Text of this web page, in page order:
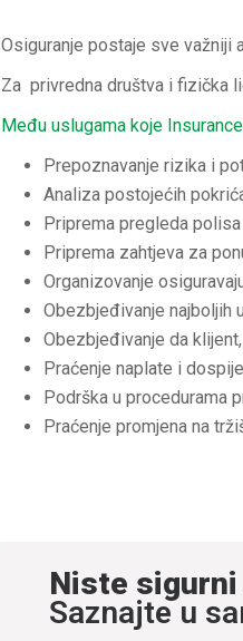
Osiguranje postaje sve važniji
Za privredna društva i fizička
Među uslugama koje
Prepoznavanje rizika i
Analiza postojećih
Priprema pregleda
Priprema zahtjeva za
Organizovanje
Obezbjeđivanje najboljih
Obezbjeđivanje da
Praćenje naplate i
Podrška u procedurama
Praćenje promjena na
Niste sigurni
Saznajte u